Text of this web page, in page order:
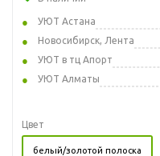
УЮТ Астана
Новосибирск, Лента
УЮТ в тц Апорт
УЮТ Алматы
Цвет
белый/золотой полоска